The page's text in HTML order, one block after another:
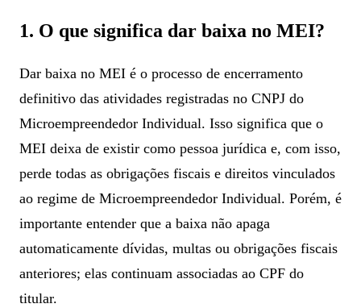
1. O que significa dar baixa no MEI?
Dar baixa no MEI é o processo de encerramento
definitivo das atividades registradas no CNPJ do
Microempreendedor Individual. Isso significa que o
MEI deixa de existir como pessoa jurídica e, com isso,
perde todas as obrigações fiscais e direitos vinculados
ao regime de Microempreendedor Individual. Porém, é
importante entender que a baixa não apaga
automaticamente dívidas, multas ou obrigações fiscais
anteriores; elas continuam associadas ao CPF do
titular.